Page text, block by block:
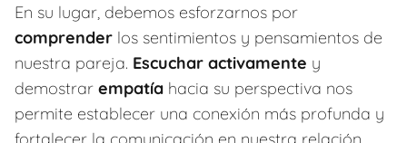
En su lugar, debemos esforzarnos por
comprender los sentimientos y pensamientos de
nuestra pareja. Escuchar activamente y
demostrar empatía hacia su perspectiva nos
permite establecer una conexión más profunda y